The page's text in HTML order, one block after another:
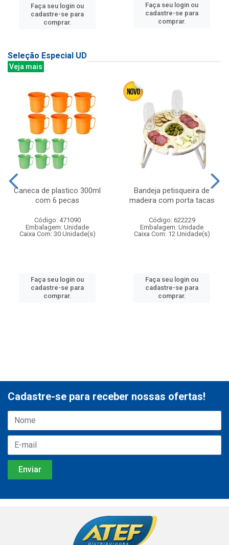
Faça seu login ou
cadastre-se para
comprar.
Faça seu login ou
cadastre-se para
comprar.
Seleção Especial UD
Veja mais
Caneca de plastico 300ml
com 6 pecas
Código: 471090
Embalagem: Unidade
Caixa Com: 30 Unidade(s)
Faça seu login ou
cadastre-se para
comprar.
Bandeja petisqueira de
madeira com porta tacas
Código: 622229
Embalagem: Unidade
Caixa Com: 12 Unidade(s)
Faça seu login ou
cadastre-se para
comprar.
Cadastre-se para receber nossas ofertas!